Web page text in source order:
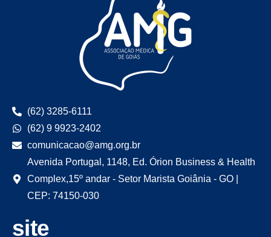
(62) 3285-6111
(62) 9 9923-2402
comunicacao@amg.org.br
Avenida Portugal, 1148, Ed. Órion Business & Health
Complex,15º andar - Setor Marista Goiânia - GO |
CEP: 74150-030
site